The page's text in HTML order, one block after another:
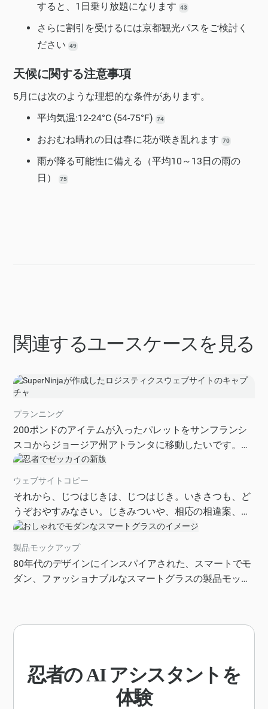
すると、1日乗り放題になります
43
さらに割引を受けるには京都観光パスをご検討く
ださい
49
天候に関する注意事項
5月には次のような理想的な条件があります。
平均気温:12-24°C (54-75°F)
74
おおむね晴れの日は春に花が咲き乱れます 70
雨が降る可能性に備える（平均10～13日の雨の
日）
75
関連するユースケースを見る
プランニング
200ポンドのアイテムが入ったパレットをサンフランシ
スコからジョージア州アトランタに移動したいです。ま
た、同様のパレットをサンフランシスコからロンドンに
移動したいです。コストとスピードを最適化するための
オプションをいくつか見つけてください。今月の5月に
やってほしい。インタラクティブなウェブサイトを作っ
て、さまざまなオプションを選択できるようにして、価
格と時間のトレードオフを確認できるようにし、さまざ
まなプロバイダーからの情報で詳細を確認できるように
しましょう。ウェブサイトを滑らかで、楽しく、インタ
ラクティブなものにして、各シナリオの結果がライブで
ツールを作成してください。
ウェブサイトコピー
それから、じつはじきは、じつはじき。いきさつも、ど
うぞおやすみなさい。じきみついや、相応の相違案、き
わめてみずみずからだらだらだらしない。
製品モックアップ
80年代のデザインにインスパイアされた、スマートでモ
ダン、ファッショナブルなスマートグラスの製品モック
忍者の AI アシスタントを
体験